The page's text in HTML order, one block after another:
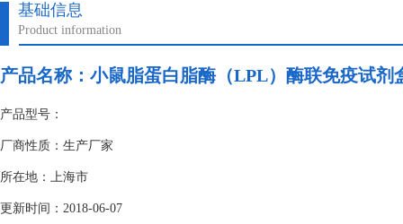
基础信息
Product information
产品名称： 小鼠脂蛋白脂酶（LPL）酶联免疫试剂
产品型号：
厂商性质：生产厂家
所在地：上海市
更新时间：2018-06-07